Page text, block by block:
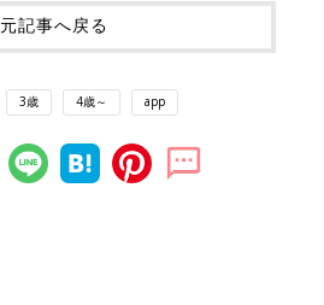
元記事へ戻る
3歳 4歳～ app